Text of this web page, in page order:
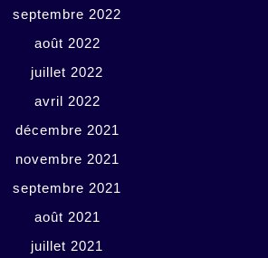
septembre 2022
août 2022
juillet 2022
avril 2022
décembre 2021
novembre 2021
septembre 2021
août 2021
juillet 2021